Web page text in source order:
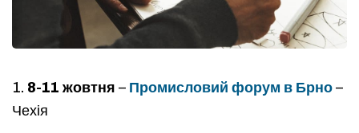
1. 8-11 жовтня – Промисловий форум в Брно–
Чехія